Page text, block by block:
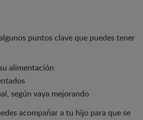
puntos clave que puedes tener
alimentación
según vaya mejorando
acompañar a tu hijo para que se